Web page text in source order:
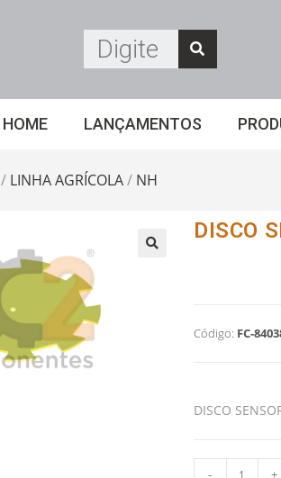
HOME LANÇAMENTOS
/ LINHA AGRÍCOLA/ NH
DISCO
Código: FC-
DISCO
- +